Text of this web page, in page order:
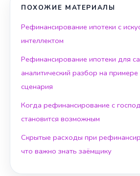
ПОХОЖИЕ МАТЕРИАЛЫ
Рефинансирование ипотеки с
интеллектом
Рефинансирование ипотеки для
аналитический разбор на примере
сценария
Когда рефинансирование с
становится возможным
Скрытые расходы при
что важно знать заёмщику